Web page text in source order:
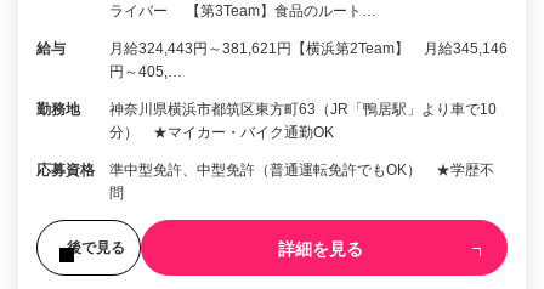
ライバー 【第3Team】食品のルート…
給与
月給324,443円～381,621円【横浜第2Team】 月給345,146
円～405,…
勤務地
神奈川県横浜市都筑区東方町63（JR「鴨居駅」より車で10
分） ★マイカー・バイク通勤OK
応募資格
準中型免許、中型免許（普通運転免許でもOK） ★学歴不
問
後で見る 詳細を見る